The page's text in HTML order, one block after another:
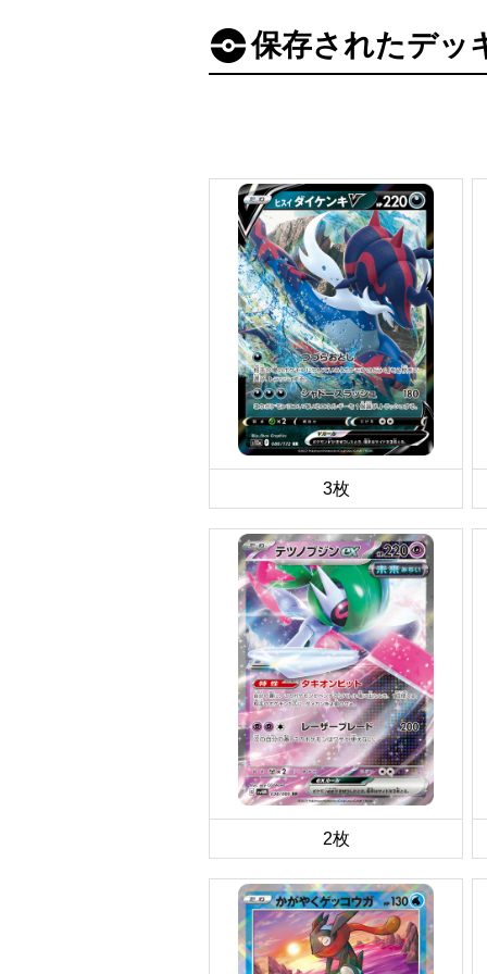
保存されたデッ
3枚
2枚